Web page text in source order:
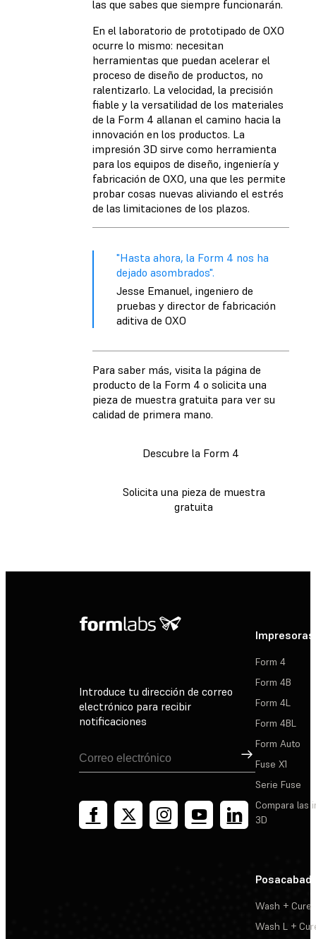
las que sabes que siempre funcionarán.
En el laboratorio de prototipado de OXO
ocurre lo mismo: necesitan
herramientas que puedan acelerar el
proceso de diseño de productos, no
ralentizarlo. La velocidad, la precisión
fiable y la versatilidad de los materiales
de la Form 4 allanan el camino hacia la
innovación en los productos. La
impresión 3D sirve como herramienta
para los equipos de diseño, ingeniería y
fabricación de OXO, una que les permite
probar cosas nuevas aliviando el estrés
de las limitaciones de los plazos.
"Hasta ahora, la Form 4 nos ha
dejado asombrados".
Jesse Emanuel, ingeniero de
pruebas y director de fabricación
aditiva de OXO
Para saber más, visita la página de
producto de la Form 4 o solicita una
pieza de muestra gratuita para ver su
calidad de primera mano.
Descubre la Form 4
Solicita una pieza de muestra
gratuita
Introduce tu dirección de correo
electrónico para recibir
notificaciones
Suscribirse
Impresoras
Form 4
Form 4B
Form 4L
Form 4BL
Form Auto
Fuse X1
Serie Fuse
Compara las
3D
Wash + Cure
Wash L +